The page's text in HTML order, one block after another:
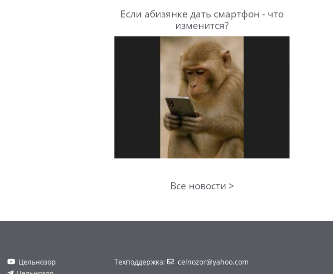
Если абизянке дать смартфон - что
изменится?
Все новости >
Цельнозор
Техподдержка: celnozor@yahoo.com